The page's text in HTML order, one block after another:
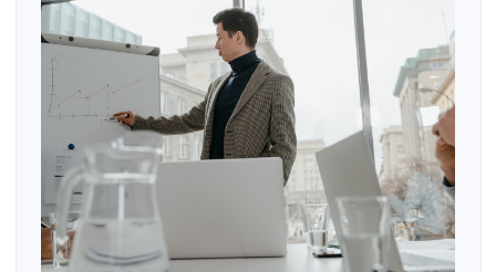
Las opiniones expresadas en este artículo son de exclusiva
responsabilidad del autor y no necesariamente representan la
opinión de Grupo Consultor EFE.
Agendar un diagnóstico
Solicitar una cotización